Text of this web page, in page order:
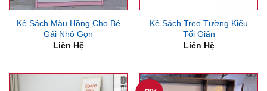
Kệ Sách Màu Hồng Cho Bé
Gái Nhỏ Gọn
Liên Hệ
Kệ Sách Treo Tường Kiểu
Tối Giản
Liên Hệ